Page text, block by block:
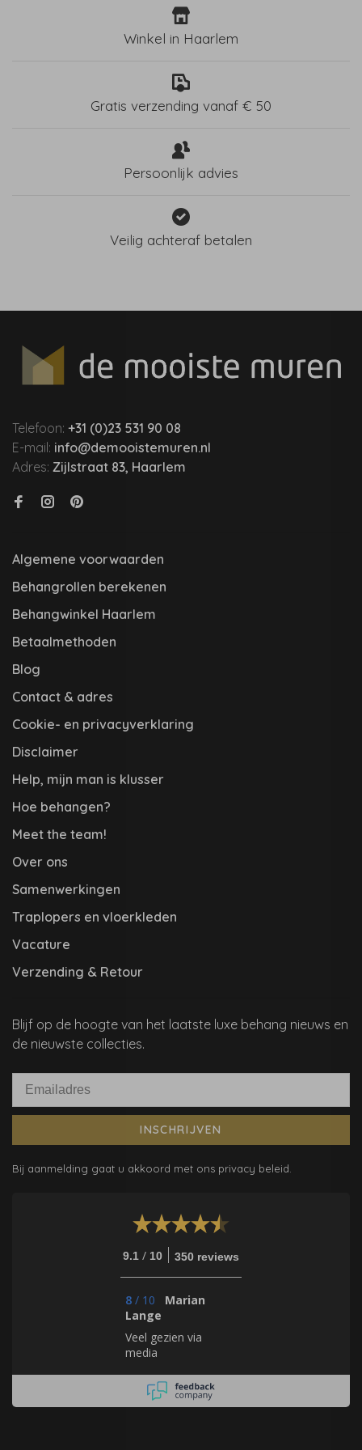
Winkel in Haarlem
Gratis verzending vanaf € 50
Persoonlijk advies
Veilig achteraf betalen
Telefoon: +31 (0)23 531 90 08
E-mail: info@demooistemuren.nl
Adres: Zijlstraat 83, Haarlem
Algemene voorwaarden
Behangrollen berekenen
Behangwinkel Haarlem
Betaalmethoden
Blog
Contact & adres
Cookie- en privacyverklaring
Disclaimer
Help, mijn man is klusser
Hoe behangen?
Meet the team!
Over ons
Samenwerkingen
Traplopers en vloerkleden
Vacature
Verzending & Retour
Blijf op de hoogte van het laatste luxe behang nieuws en
de nieuwste collecties.
INSCHRIJVEN
Bij aanmelding gaat u akkoord met ons privacy beleid.
9.1 / 10 350 reviews
8 / 10
Marian
Lange
Veel gezien via
media